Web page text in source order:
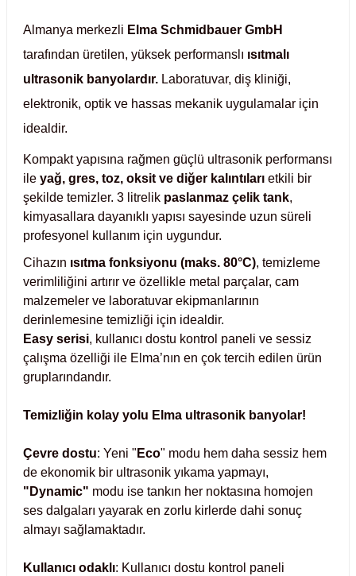
Kabinleri
Kapları
Buz Yapma Makineleri
Bulaşık Yıkama Makineleri
Öğütücü ve Mikserler
Krozeler
Küvetleri
Almanya merkezli Elma Schmidbauer GmbH
tarafından üretilen, yüksek performanslı ısıtmalı
ultrasonik banyolardır. Laboratuvar, diş kliniği,
elektronik, optik ve hassas mekanik uygulamalar için
idealdir.
Kompakt yapısına rağmen güçlü ultrasonik performansı
ile yağ, gres, toz, oksit ve diğer kalıntıları etkili bir
şekilde temizler. 3 litrelik paslanmaz çelik tank,
kimyasallara dayanıklı yapısı sayesinde uzun süreli
profesyonel kullanım için uygundur.
Cihazın ısıtma fonksiyonu (maks. 80°C), temizleme
verimliliğini artırır ve özellikle metal parçalar, cam
malzemeler ve laboratuvar ekipmanlarının
derinlemesine temizliği için idealdir.
Easy serisi, kullanıcı dostu kontrol paneli ve sessiz
çalışma özelliği ile Elma’nın en çok tercih edilen ürün
gruplarındandır.
Temizliğin kolay yolu Elma ultrasonik banyolar!
Çevre dostu: Yeni " Eco" modu hem daha sessiz hem
de ekonomik bir ultrasonik yıkama yapmayı,
"Dynamic" modu ise tankın her noktasına homojen
ses dalgaları yayarak en zorlu kirlerde dahi sonuç
almayı sağlamaktadır.
Kullanıcı odaklı: Kullanıcı dostu kontrol paneli